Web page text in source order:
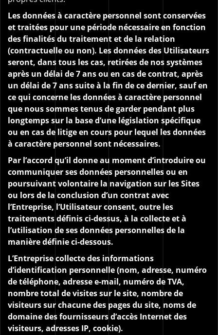
Les données à caractère personnel sont conservées
et traitées pour une période nécessaire en fonction
des finalités du traitement et de la relation
(contractuelle ou non). Les données des Utilisateurs
seront, dans tous les cas, retirées de nos systèmes
après un délai de 7 ans ou en cas de contrat, après
un délai de 7 ans suite à la fin de ce dernier, sauf en
ce qui concerne les données à caractère personnel
que nous sommes tenus de garder pendant plus
longtemps sur la base d’une législation spécifique
ou en cas de litige en cours pour lequel les données
à caractère personnel sont nécessaires.
Par l’accord qu’il donne au moment d’introduire ou
communiquer ses données personnelles ou en
poursuivant volontaire la navigation sur les Sites
ou lors de la conclusion d’un contrat avec
l’Entreprise, l’Utilisateur consent, outre les
traitements définis ci-dessus, à la collecte et à
l’utilisation de ses données personnelles de la
manière définie ci-dessous.
L’Entreprise collecte des informations
d’identification personnelle (nom, adresse, numéro
de téléphone, adresse e-mail, numéro de TVA,
nombre total de visites sur le site, nombre de
visiteurs sur chacune des pages du site, noms de
domaine des fournisseurs d’accès Internet des
visiteurs, adresses IP, cookie).